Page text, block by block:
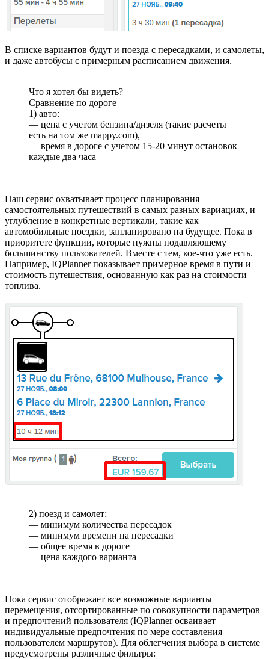
В списке вариантов будут и поезда с пересадками, и самолеты,
и даже автобусы с примерным расписанием движения.
Что я хотел бы видеть?
Сравнение по дороге
1) авто:
— цена с учетом бензина/дизеля (такие расчеты
есть на том же mappy.com),
— время в дороге с учетом 15-20 минут остановок
каждые два часа
Наш сервис охватывает процесс планирования
самостоятельных путешествий в самых разных вариациях, и
углубление в конкретные вертикали, такие как
автомобильные поездки, запланировано на будущее. Пока в
приоритете функции, которые нужны подавляющему
большинству пользователей. Вместе с тем, кое-что уже есть.
Например, IQPlanner показывает примерное время в пути и
стоимость путешествия, основанную как раз на стоимости
топлива.
2) поезд и самолет:
— минимум количества пересадок
— минимум времени на пересадки
— общее время в дороге
— цена каждого варианта
Пока сервис отображает все возможные варианты
перемещения, отсортированные по совокупности параметров
и предпочтений пользователя (IQPlanner осваивает
индивидуальные предпочтения по мере составления
пользователем маршрутов). Для облегчения выбора в системе
предусмотрены различные фильтры: